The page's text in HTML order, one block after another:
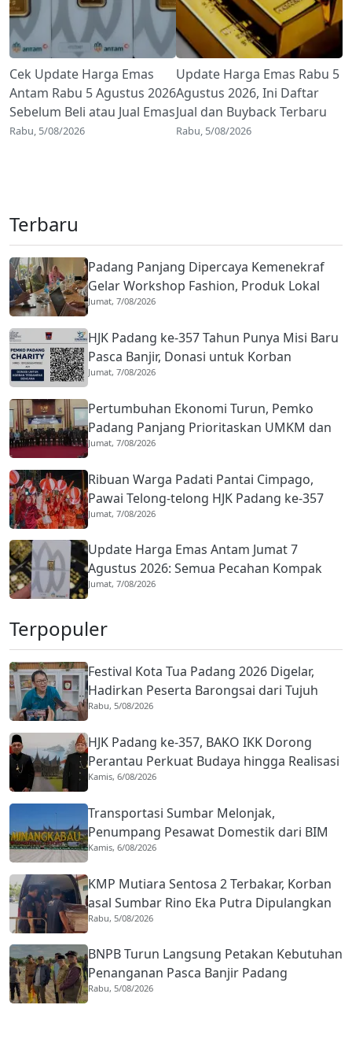
Cek Update Harga Emas
Antam Rabu 5 Agustus 2026
Sebelum Beli atau Jual Emas
Rabu, 5/08/2026
Update Harga Emas Rabu 5
Agustus 2026, Ini Daftar
Jual dan Buyback Terbaru
Rabu, 5/08/2026
Terbaru
Padang Panjang Dipercaya Kemenekraf
Gelar Workshop Fashion, Produk Lokal
Dibidik Lebih Kompetitif
Jumat, 7/08/2026
HJK Padang ke-357 Tahun Punya Misi Baru
Pasca Banjir, Donasi untuk Korban
Terdampak Bencana Digencarkan
Jumat, 7/08/2026
Pertumbuhan Ekonomi Turun, Pemko
Padang Panjang Prioritaskan UMKM dan
Infrastruktur di APBD 2026
Jumat, 7/08/2026
Ribuan Warga Padati Pantai Cimpago,
Pawai Telong-telong HJK Padang ke-357
Pamerkan Kekayaan Budaya
Jumat, 7/08/2026
Update Harga Emas Antam Jumat 7
Agustus 2026: Semua Pecahan Kompak
Menguat, Ini Rinciannya
Jumat, 7/08/2026
Terpopuler
Festival Kota Tua Padang 2026 Digelar,
Hadirkan Peserta Barongsai dari Tujuh
Negara
Rabu, 5/08/2026
HJK Padang ke-357, BAKO IKK Dorong
Perantau Perkuat Budaya hingga Realisasi
Kota Gastronomi
Kamis, 6/08/2026
Transportasi Sumbar Melonjak,
Penumpang Pesawat Domestik dari BIM
Naik Hampir 33 Persen
Kamis, 6/08/2026
KMP Mutiara Sentosa 2 Terbakar, Korban
asal Sumbar Rino Eka Putra Dipulangkan
ke Agam
Rabu, 5/08/2026
BNPB Turun Langsung Petakan Kebutuhan
Penanganan Pasca Banjir Padang
Rabu, 5/08/2026